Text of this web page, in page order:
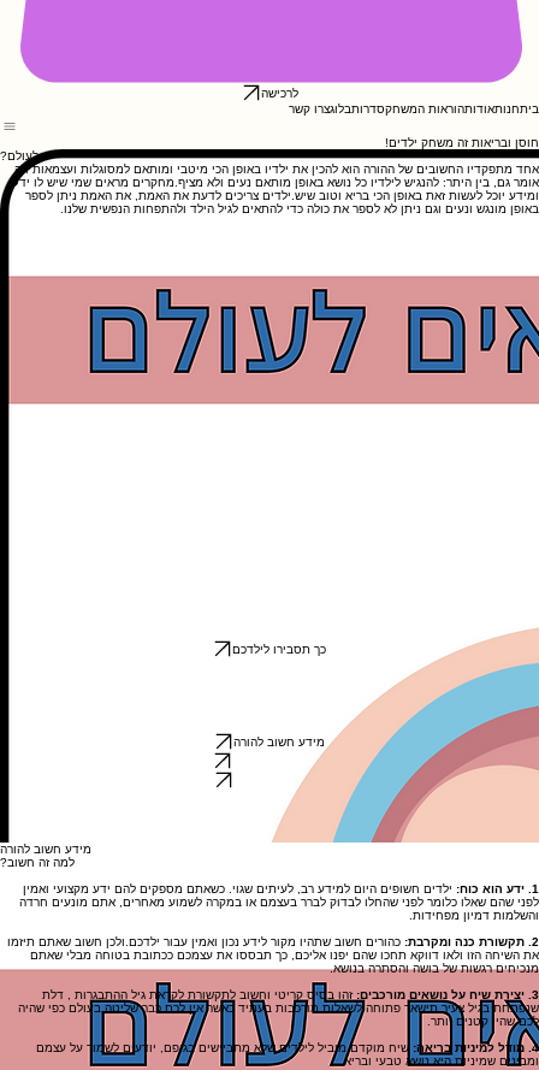
לרכישה
ביתחנותאודותהוראות המשחקסדרותבלוגצרו קשר
חוסן ובריאות זה משחק ילדים!
?איך באים ילדים לעולם
אחד מתפקדיו החשובים של ההורה הוא להכין את ילדיו באופן הכי מיטבי ומותאם למסוגלות ועצמאות וזה
אומר גם, בין היתר: להנגיש לילדיו כל נושא באופן מותאם נעים ולא מציף.מחקרים מראים שמי שיש לו ידע
ומידע יוכל לעשות זאת באופן הכי בריא וטוב שיש.ילדים צריכים לדעת את האמת, את האמת ניתן לספר
באופן מונגש ונעים וגם ניתן לא לספר את כולה כדי להתאים לגיל הילד ולהתפחות הנפשית שלנו.
כך תסבירו לילדכם
מידע חשוב להורה
כך תסבירו לילדכם
מידע חשוב להורה
אחד מתפקדיו החשובים של ההורה הוא להכין את ילדיו באופן הכי מיטבי ומותאם למסוגלות ועצמאות וזה
אומר גם, בין היתר: להנגיש לילדיו כל נושא באופן מותאם נעים ולא מציף.מחקרים מראים שמי שיש לו ידע
ומידע יוכל לעשות זאת באופן הכי בריא וטוב שיש.ילדים צריכים לדעת את האמת, את האמת ניתן לספר
באופן מונגש ונעים וגם ניתן לא לספר את כולה כדי להתאים לגיל הילד ולהתפתחות הנפשית שלנו.
מידע חשוב להורה
?למה זה חשוב
1. ידע הוא כוח:
ילדים חשופים היום למידע רב, לעיתים שגוי. כשאתם מספקים להם ידע מקצועי ואמין
לפני שהם שאלו כלומר לפני שהחלו לבדוק לברר בעצמם או במקרה לשמוע מאחרים, אתם מונעים חרדה
והשלמות דמיון מפחידות.
2. תקשורת כנה ומקרבת:
כהורים חשוב שתהיו מקור לידע נכון ואמין עבור ילדכם.ולכן חשוב שאתם תיזמו
את השיחה הזו ולאו דווקא תחכו שהם יפנו אליכם, כך תבססו את עצמכם ככתובת בטוחה מבלי שאתם
מנכיחים רגשות של בושה והסתרה בנושא.
3. יצירת שיח על נושאים מורכבים:
זהו בסיס קריטי וחשוב לתקשורת לקראת גיל ההתבגרות , דלת
שנפתחת בגיל צעיר תישאר פתוחה לשאלות מורכבות בעתיד כאשר אין לכם כבר שליטה בעולם כפי שהיה
לכם שהיו קטנים יותר.
4. מודל למיניות בריאה:
שיח מוקדם מוביל לילדים שלא מתביישים בגופם, יודעים לשמור על עצמם
ומבינים שמיניות היא נושא טבעי ובריא.